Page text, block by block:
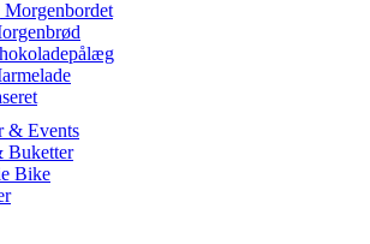
Morgenbordet
& Events
Buketter
Bike